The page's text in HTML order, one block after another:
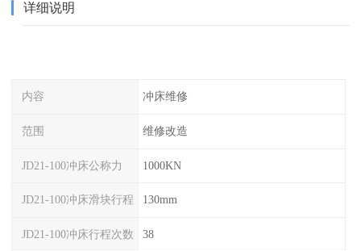
详细说明
内容 冲床维修
范围 维修改造
JD21-100冲床公称力 1000KN
JD21-100冲床滑块行程 130mm
JD21-100冲床行程次数 38